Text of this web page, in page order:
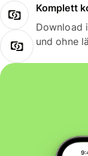
Komplett
Download
und ohne